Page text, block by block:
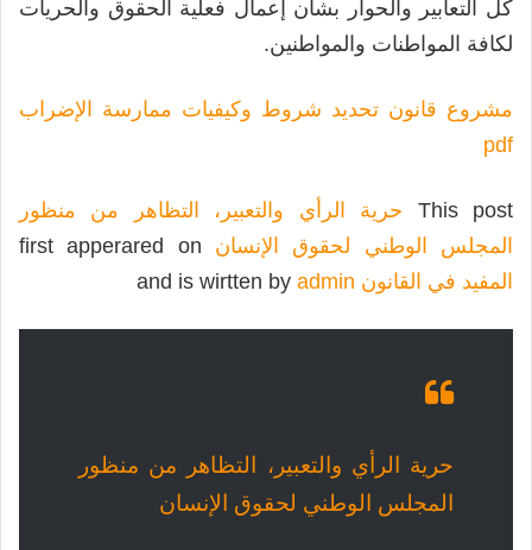
كل التعابير والحوار بشأن إعمال فعلية الحقوق والحريات
لكافة المواطنات والمواطنين.
مشروع قانون تحديد شروط وكيفيات ممارسة الإضراب
pdf
This post
حرية الرأي والتعبير، التظاهر من منظور
المجلس الوطني لحقوق الإنسان
المفيد في القانون admin
حرية الرأي والتعبير، التظاهر من منظور
المجلس الوطني لحقوق الإنسان